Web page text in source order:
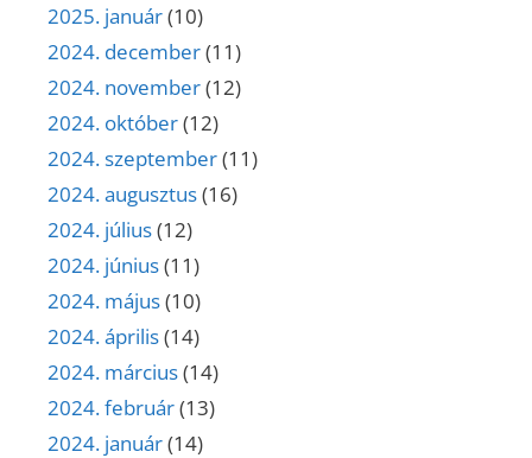
2025. január(10)
2024. december(11)
2024. november(12)
2024. október(12)
2024. szeptember(11)
2024. augusztus(16)
2024. július(12)
2024. június(11)
2024. május(10)
2024. április(14)
2024. március(14)
2024. február(13)
2024. január(14)